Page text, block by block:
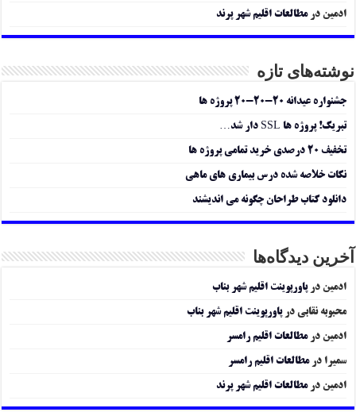
ادمین درمطالعات اقلیم شهر پرند
نوشته‌های تازه
جشنواره عیدانه ۲۰-۲۰-۲۰ پروژه ها
تبریک! پروژه ها SSL دار شد…
تخفیف ۲۰ درصدی خرید تمامی پروژه ها
نکات خلاصه شده درس بیماری های ماهی
دانلود کتاب طراحان چگونه می اندیشند
آخرین دیدگاه‌ها
ادمین درپاورپوینت اقلیم شهر بناب
محبوبه نقابی درپاورپوینت اقلیم شهر بناب
ادمین درمطالعات اقلیم رامسر
سمیرا درمطالعات اقلیم رامسر
ادمین درمطالعات اقلیم شهر پرند